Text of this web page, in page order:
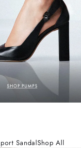
SandalShop All